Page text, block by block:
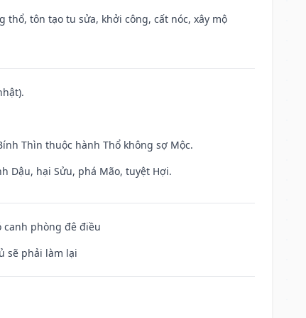
thổ, tôn tạo tu sửa, khởi công, cất nóc, xây mộ
Thìn thuộc hành Thổ không sợ Mộc.
Dậu, hại Sửu, phá Mão, tuyệt Hợi.
canh phòng đê điều
sẽ phải làm lại